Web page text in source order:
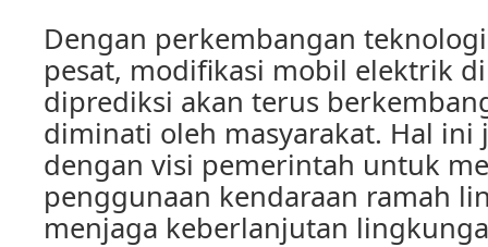
Dengan perkembangan
pesat, modifikasi mobil elektrik
diprediksi akan terus
diminati oleh masyarakat. Hal ini
dengan visi pemerintah untuk
penggunaan kendaraan ramah
menjaga keberlanjutan